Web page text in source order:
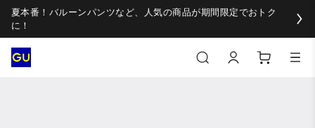
夏本番！バルーンパンツなど、人気の商品が期間限定でおトク
に！